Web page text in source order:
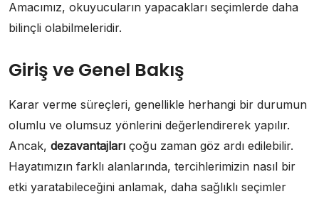
Amacımız, okuyucuların yapacakları seçimlerde daha
bilinçli olabilmeleridir.
Giriş ve Genel Bakış
Karar verme süreçleri, genellikle herhangi bir durumun
olumlu ve olumsuz yönlerini değerlendirerek yapılır.
Ancak, dezavantajları çoğu zaman göz ardı edilebilir.
Hayatımızın farklı alanlarında, tercihlerimizin nasıl bir
etki yaratabileceğini anlamak, daha sağlıklı seçimler